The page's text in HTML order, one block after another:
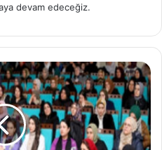
devam edeceğiz.